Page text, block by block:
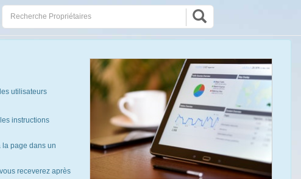
utilisateurs
instructions
la page dans un
receverez après